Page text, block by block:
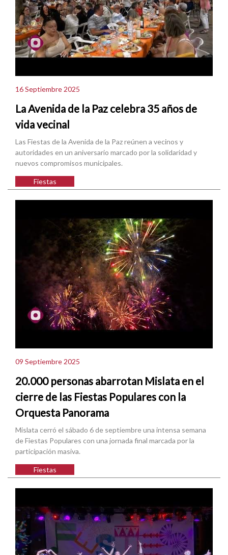
16 Septiembre 2025
La Avenida de la Paz celebra 35 años de
vida vecinal
Las Fiestas de la Avenida de la Paz reúnen a vecinos y
autoridades en un aniversario marcado por la solidaridad y
nuevos compromisos municipales.
Fiestas
09 Septiembre 2025
20.000 personas abarrotan Mislata en el
cierre de las Fiestas Populares con la
Orquesta Panorama
Mislata cerró el sábado 6 de septiembre una intensa semana
de Fiestas Populares con una jornada final marcada por la
participación masiva.
Fiestas